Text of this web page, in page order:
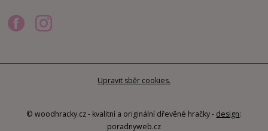
Upravit sběr cookies.
© woodhracky.cz - kvalitní a originální dřevěné hračky - design:
poradnyweb.cz